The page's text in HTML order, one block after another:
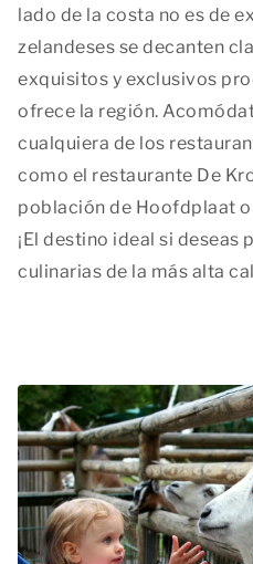
lado de la costa no es de
zelandeses se decanten
exquisitos y exclusivos
ofrece la región.
cualquiera de los
como el restaurante De
población de Hoofdplaat
¡El destino ideal si deseas
culinarias de la más alta